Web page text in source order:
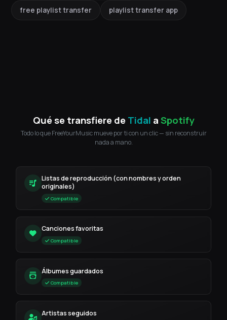
free playlist transfer playlist transfer app
Qué se transfiere de Tidal aSpotify
Todo lo que FreeYourMusic mueve por ti con un clic — sin reconstruir
nada a mano.
Listas de reproducción (con nombres y orden
originales)
Compatible
Canciones favoritas
Compatible
Álbumes guardados
Compatible
Artistas seguidos